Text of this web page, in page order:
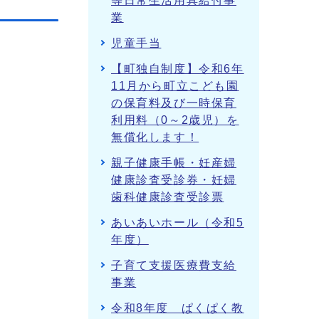
業
児童手当
【町独自制度】令和6年
11月から町立こども園
の保育料及び一時保育
利用料（0～2歳児）を
無償化します！
親子健康手帳・妊産婦
健康診査受診券・妊婦
歯科健康診査受診票
あいあいホール（令和5
年度）
子育て支援医療費支給
事業
令和8年度 ぱくぱく教